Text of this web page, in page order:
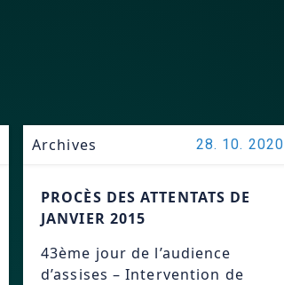
Archives 28. 10. 2020
PROCÈS DES ATTENTATS DE
JANVIER 2015
43ème jour de l’audience
d’assises – Intervention de